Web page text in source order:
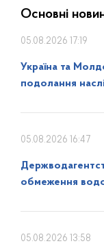
Основні
05.08.2026 17:19
Україна та
подолання
05.08.2026 16:47
обмеження
05.08.2026 13:58